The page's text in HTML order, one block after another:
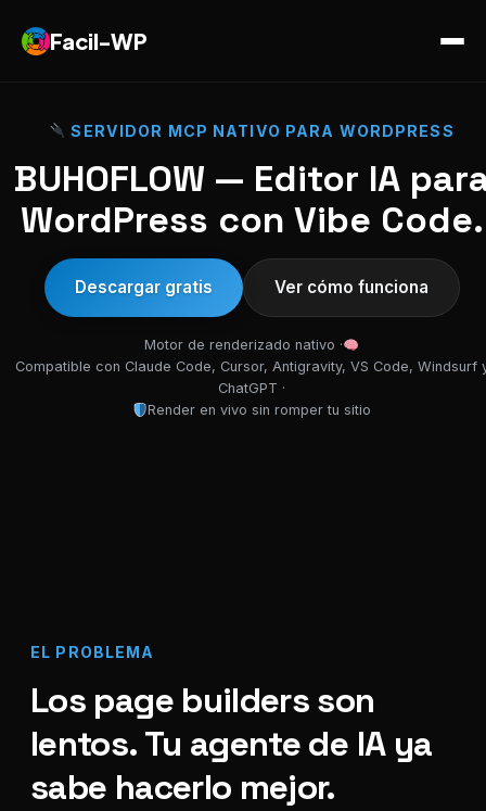
Facil-WP
SERVIDOR MCP NATIVO PARA WORDPRESS
BUHOFLOW — Editor IA
WordPress con Vibe Code.
Descargar gratis Ver cómo funciona
Motor de renderizado nativo ·
Compatible con Claude Code, Cursor, Antigravity, VS Code, Windsurf
ChatGPT ·
Render en vivo sin romper tu sitio
EL PROBLEMA
Los page builders son
lentos. Tu agente de IA ya
sabe hacerlo mejor.